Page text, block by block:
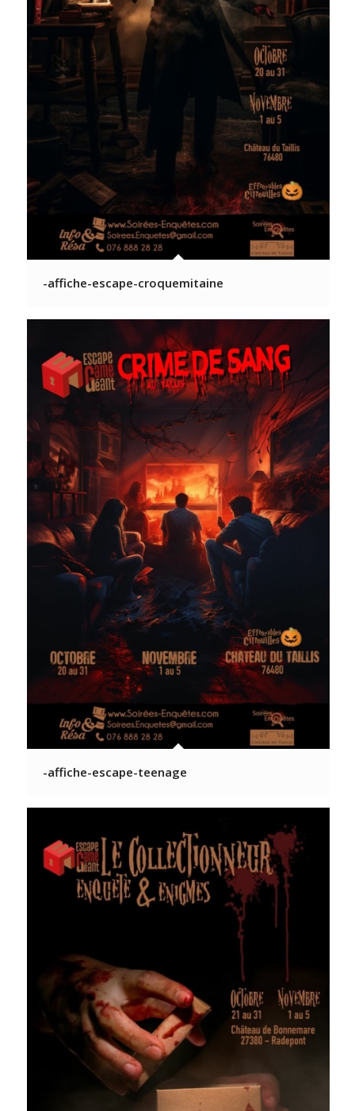
-affiche-escape-croquemitaine
-affiche-escape-teenage